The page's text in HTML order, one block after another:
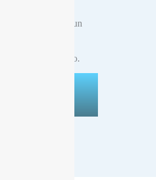
establecer un
terapéutico.